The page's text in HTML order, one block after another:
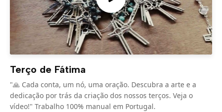
Terço de Fátima
"🙏 Cada conta, um nó, uma oração. Descubra a arte e a
dedicação por trás da criação dos nossos terços. Veja o
vídeo!" Trabalho 100% manual em Portugal.